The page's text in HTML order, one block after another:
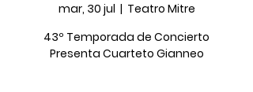
mar, 30 jul
  |
Teatro Mitre
43º Temporada de Concierto
Presenta Cuarteto Gianneo